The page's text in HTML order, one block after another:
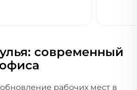
современный
рабочих мест в